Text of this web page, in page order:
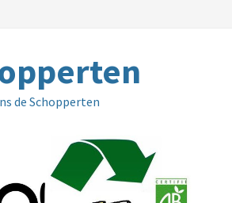
de Schopperten